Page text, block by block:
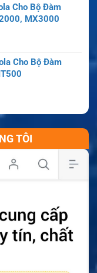
Cho Bộ Đàm
MX3000
Cho Bộ Đàm
TÔI